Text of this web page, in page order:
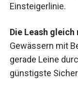
Einsteigerlinie.
Die Leash
Gewässern mit
gerade Leine
günstigste